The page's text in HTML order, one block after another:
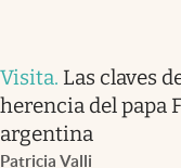
Visita. Las claves
herencia del papa
argentina
Patricia Valli